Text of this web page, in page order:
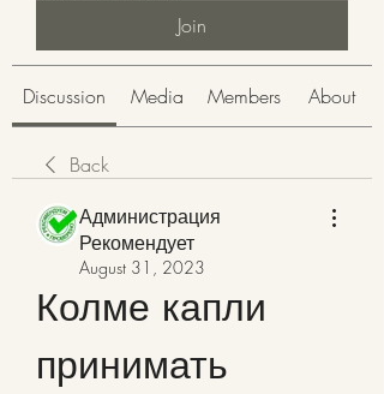
Join
Discussion Media Members About
Back
Администрация
Рекомендует
August 31, 2023
Колме капли
принимать